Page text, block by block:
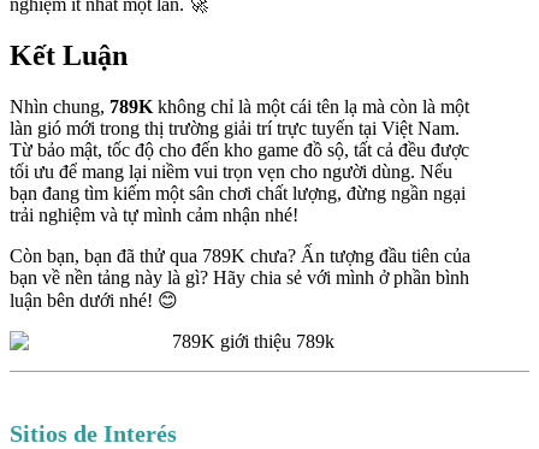
nghiệm ít nhất một lần. 🚀
Kết Luận
Nhìn chung, 789K không chỉ là một cái tên lạ mà còn là một
làn gió mới trong thị trường giải trí trực tuyến tại Việt Nam.
Từ bảo mật, tốc độ cho đến kho game đồ sộ, tất cả đều được
tối ưu để mang lại niềm vui trọn vẹn cho người dùng. Nếu
bạn đang tìm kiếm một sân chơi chất lượng, đừng ngần ngại
trải nghiệm và tự mình cảm nhận nhé!
Còn bạn, bạn đã thử qua 789K chưa? Ấn tượng đầu tiên của
bạn về nền tảng này là gì? Hãy chia sẻ với mình ở phần bình
luận bên dưới nhé! 😊
Sitios de Interés